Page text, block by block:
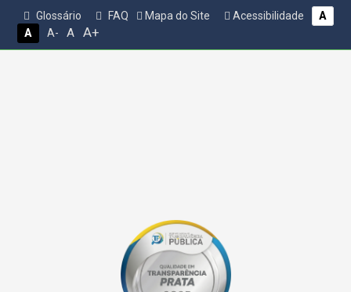
Glossário FAQ Mapa do Site Acessibilidade
A
A
A- A A+